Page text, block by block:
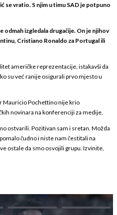
se vratio. S njim u timu SAD je potpuno
odmah izgledala drugačije. On je njihov
Cristiano Ronaldo za Portugal ili
američke reprezentacije, istakavši da
su već ranije osigurali prvo mjesto u
Mauricio Pochettino nije krio
novinara na konferenciji za medije.
ostvarili. Pozitivan sam i sretan. Možda
čudno i niste nam čestitali na
ostale da smo osvojili grupu. Izvinite,